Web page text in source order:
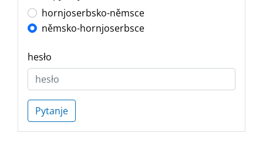
hornjoserbsko-němsce
němsko-hornjoserbsce
hesło
Pytanje